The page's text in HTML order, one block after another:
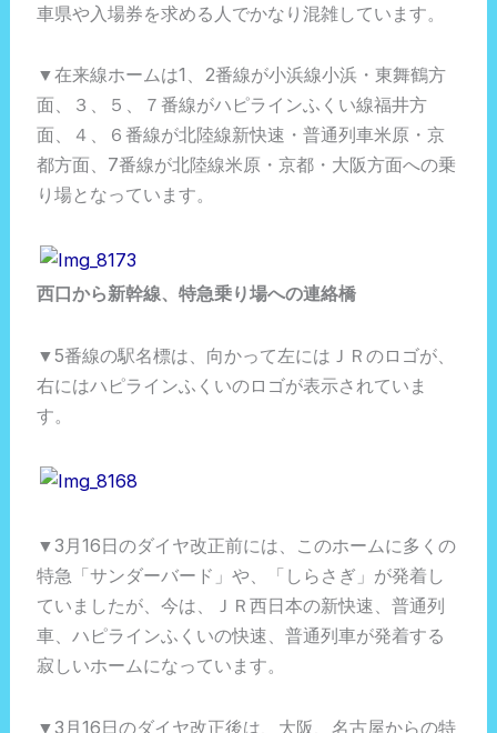
車県や入場券を求める人でかなり混雑しています。
▼在来線ホームは1、2番線が小浜線小浜・東舞鶴方
面、３、５、７番線がハピラインふくい線福井方
面、４、６番線が北陸線新快速・普通列車米原・京
都方面、7番線が北陸線米原・京都・大阪方面への乗
り場となっています。
西口から新幹線、特急乗り場への連絡橋
▼5番線の駅名標は、向かって左にはＪＲのロゴが、
右にはハピラインふくいのロゴが表示されていま
す。
▼3月16日のダイヤ改正前には、このホームに多くの
特急「サンダーバード」や、「しらさぎ」が発着し
ていましたが、今は、ＪＲ西日本の新快速、普通列
車、ハピラインふくいの快速、普通列車が発着する
寂しいホームになっています。
▼3月16日のダイヤ改正後は、大阪、名古屋からの特